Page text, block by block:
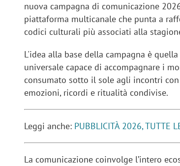
nuova campagna di comunicazione
piattaforma multicanale che punta a
codici culturali più associati alla
L'idea alla base della campagna è
universale capace di accompagnare i
consumato sotto il sole agli incontri
emozioni, ricordi e ritualità condivise.
Leggi anche: PUBBLICITÀ 2026, TUTTE
La comunicazione coinvolge l’intero